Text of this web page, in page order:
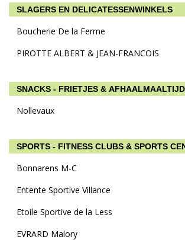
SLAGERS EN DELICATESSENWINKELS
Boucherie De la Ferme
PIROTTE ALBERT & JEAN-FRANCOIS
SNACKS - FRIETJES &
Nollevaux
SPORTS - FITNESS CLUBS & SPORTS
Bonnarens M-C
Entente Sportive Villance
Etoile Sportive de la Less
EVRARD Malory